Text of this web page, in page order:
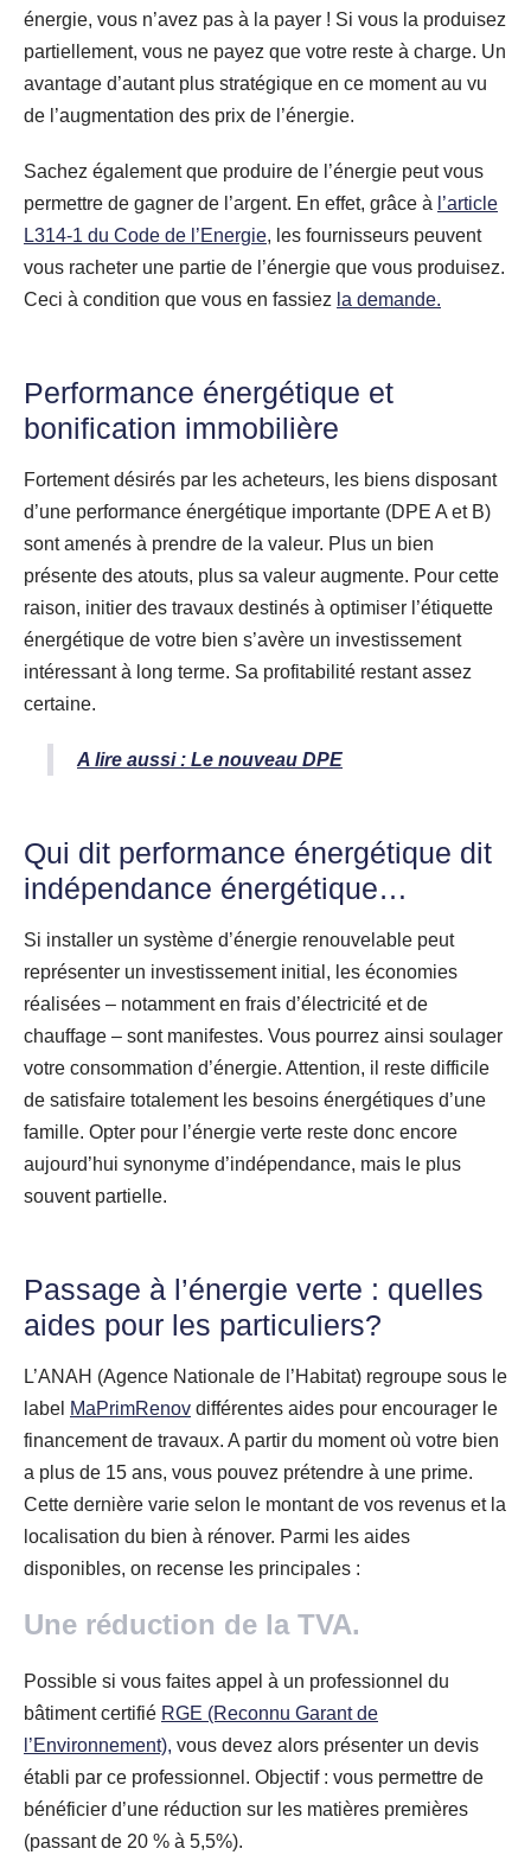
énergie, vous n’avez pas à la payer ! Si vous la produisez
partiellement, vous ne payez que votre reste à charge. Un
avantage d’autant plus stratégique en ce moment au vu
de l’augmentation des prix de l’énergie.
Sachez également que produire de l’énergie peut vous
permettre de gagner de l’argent. En effet, grâce à l’article
L314-1 du Code de l’Energie, les fournisseurs peuvent
vous racheter une partie de l’énergie que vous produisez.
Ceci à condition que vous en fassiez la demande.
Performance énergétique et
bonification immobilière
Fortement désirés par les acheteurs, les biens disposant
d’une performance énergétique importante (DPE A et B)
sont amenés à prendre de la valeur. Plus un bien
présente des atouts, plus sa valeur augmente. Pour cette
raison, initier des travaux destinés à optimiser l’étiquette
énergétique de votre bien s’avère un investissement
intéressant à long terme. Sa profitabilité restant assez
certaine.
A lire aussi : Le nouveau DPE
Qui dit performance énergétique dit
indépendance énergétique…
Si installer un système d’énergie renouvelable peut
représenter un investissement initial, les économies
réalisées – notamment en frais d’électricité et de
chauffage – sont manifestes. Vous pourrez ainsi soulager
votre consommation d’énergie. Attention, il reste difficile
de satisfaire totalement les besoins énergétiques d’une
famille. Opter pour l’énergie verte reste donc encore
aujourd’hui synonyme d’indépendance, mais le plus
souvent partielle.
Passage à l’énergie verte : quelles
aides pour les particuliers?
L’ANAH (Agence Nationale de l’Habitat) regroupe sous le
label MaPrimRenov différentes aides pour encourager le
financement de travaux. A partir du moment où votre bien
a plus de 15 ans, vous pouvez prétendre à une prime.
Cette dernière varie selon le montant de vos revenus et la
localisation du bien à rénover. Parmi les aides
disponibles, on recense les principales :
Une réduction de la TVA.
Possible si vous faites appel à un professionnel du
bâtiment certifié RGE (Reconnu Garant de
l’Environnement), vous devez alors présenter un devis
établi par ce professionnel. Objectif : vous permettre de
bénéficier d’une réduction sur les matières premières
(passant de 20 % à 5,5%).